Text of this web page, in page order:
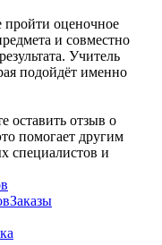
пройти оценочное
и совместно
Учитель
подойдёт именно
оставить отзыв о
помогает другим
специалистов и
Заказы